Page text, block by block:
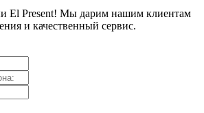
El Present! Мы дарим нашим клиентам
и качественный сервис.